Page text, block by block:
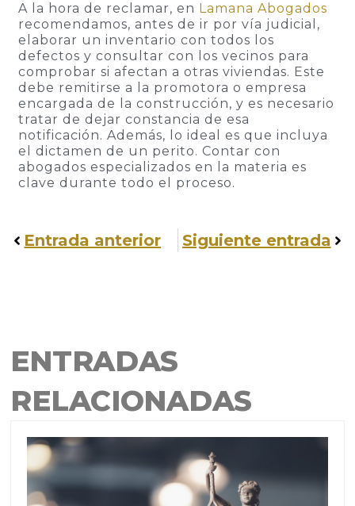
A la hora de reclamar, en Lamana Abogados
recomendamos, antes de ir por vía judicial,
elaborar un inventario con todos los
defectos y consultar con los vecinos para
comprobar si afectan a otras viviendas. Este
debe remitirse a la promotora o empresa
encargada de la construcción, y es necesario
tratar de dejar constancia de esa
notificación. Además, lo ideal es que incluya
el dictamen de un perito. Contar con
abogados especializados en la materia es
clave durante todo el proceso.
Entrada anterior Siguiente entrada
ENTRADAS
RELACIONADAS